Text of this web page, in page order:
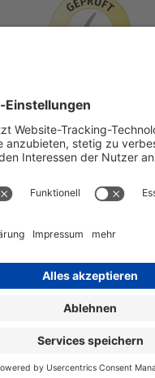
In
FAQGlossarKontakt
Widerruf
& Versandkosten
zur Barrierefreiheit (BFSG)